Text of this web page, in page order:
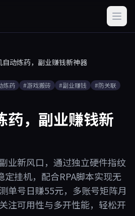
自动炼药，副业赚钱新神器
炼药 #游戏搬砖 #副业赚钱
#防关联
药，副业赚钱新
业新风口，通过独立硬件指纹
挂机，配合RPA脚本实现无
单号日赚55元，多账号矩阵月
注可用性与多开性能，轻松开